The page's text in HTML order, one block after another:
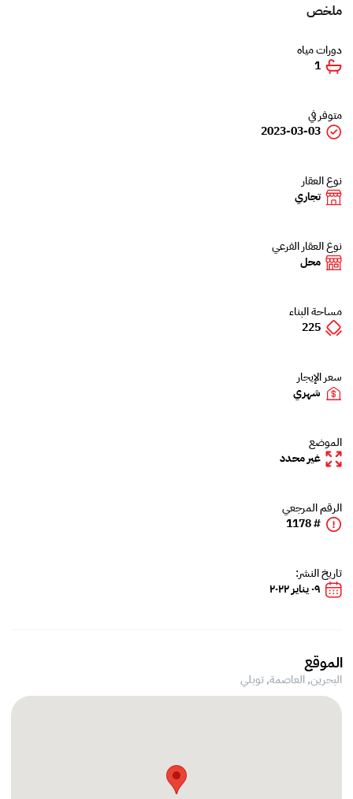
ملخص
دورات مياه
1
متوفر في
2023-03-03
نوع العقار
تجاري
نوع العقار الفرعي
محل
مساحة البناء
225
سعر الإيجار
شهري
الموضع
غير محدد
الرقم المرجعي
# 1178
تاريخ النشر:
٠٩ يناير ٢٠٢٢
الموقع
البحرين, العاصمة,توبلي